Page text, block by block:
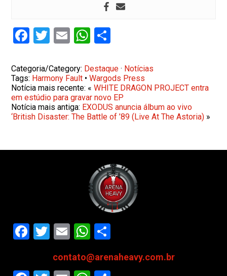
Facebook
Twitter
EmailWhatsApp
Categoria/Category: Destaque · Notícias
Tags: Harmony Fault •Wargods Press
Notícia mais recente: «WHITE DRAGON PROJECT entra
em estúdio para gravar novo EP
Notícia mais antiga: EXODUS anuncia álbum ao vivo
‘British Disaster: The Battle of ’89 (Live At The Astoria) »
Facebook
Twitter
EmailWhatsApp
contato@arenaheavy.com.br